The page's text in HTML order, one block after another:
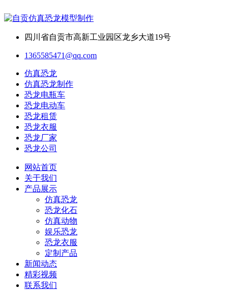
四川省自贡市高新工业园区龙乡大道19号
1365585471@qq.com
仿真恐龙
仿真恐龙制作
恐龙电瓶车
恐龙电动车
恐龙租赁
恐龙衣服
恐龙厂家
恐龙公司
网站首页
关于我们
产品展示
仿真恐龙
恐龙化石
仿真动物
娱乐恐龙
恐龙衣服
定制产品
新闻动态
精彩视频
联系我们